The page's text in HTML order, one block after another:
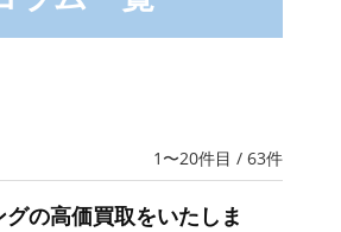
1〜20件目 / 63件
の高価買取をいたしま